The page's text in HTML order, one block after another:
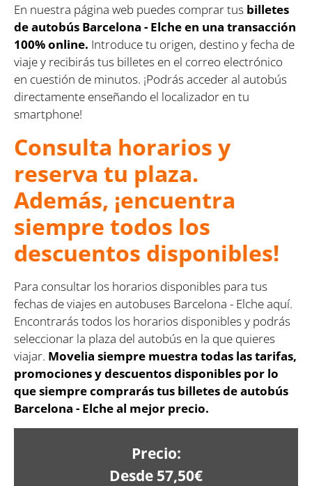
En nuestra página web puedes comprar tus billetes
de autobús Barcelona - Elche en una transacción
100% online. Introduce tu origen, destino y fecha de
viaje y recibirás tus billetes en el correo electrónico
en cuestión de minutos. ¡Podrás acceder al autobús
directamente enseñando el localizador en tu
smartphone!
Consulta horarios y
reserva tu plaza.
Además, ¡encuentra
siempre todos los
descuentos disponibles!
Para consultar los horarios disponibles para tus
fechas de viajes en autobuses Barcelona - Elche aquí.
Encontrarás todos los horarios disponibles y podrás
seleccionar la plaza del autobús en la que quieres
viajar. Movelia siempre muestra todas las tarifas,
promociones y descuentos disponibles por lo
que siempre comprarás tus billetes de autobús
Barcelona - Elche al mejor precio.
Precio:
Desde 57,50€